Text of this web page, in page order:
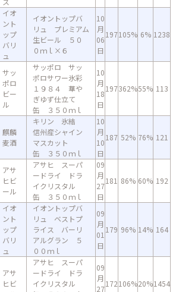
イオ
ント
ップ
バリ
ュ
イオントップバ
リュ プレミアム
生ビール ５０
０ｍｌ×６
10
月
06
日
197105% 6% 1238
サッ
ポロ
ビー
ル
サッポロ サッ
ポロサワー氷彩
１９８４ 華や
ぎゆず仕立て
缶 ３５０ｍｌ
10
月
18
日
197362%55% 113
麒麟
麦酒
キリン 氷結
信州産シャイン
マスカット
缶 ３５０ｍｌ
10
月
10
日
187 52% 76% 121
アサ
ヒビ
ール
アサヒ スーパ
ードライ ドラ
イクリスタル
缶 ３５０ｍｌ
09
月
27
日
181 86% 60% 192
イオ
ント
ップ
バリ
ュ
イオントップバ
リュ ベストプ
ライス バーリ
アルグラン ５
００ｍｌ
09
月
01
日
179 96% 14% 164
アサ
ヒビ
アサヒ スーパ
ードライ ドラ
イクリスタル
09
月
27
172106%20%1454